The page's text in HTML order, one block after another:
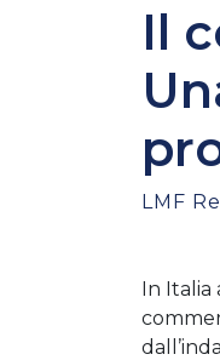
Il
LMF
In Italia